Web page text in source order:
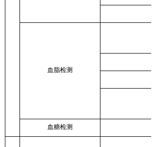
血脂检测
血糖检测